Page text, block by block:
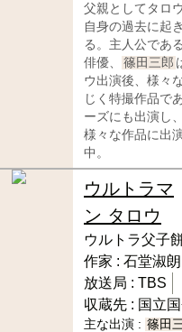
父親としてタロ
自身の過去に起
る。主人公であ
俳優、
篠田三郎
ウ出演後、様々
じく特撮作品で
ーズにも出演し
様々な作品に出
中。
ウルトラマ
ン タロウ
ウルトラ父子
作家 : 石堂淑朗
放送局 : TBS
収蔵先 : 国立
主な出演 : 篠田